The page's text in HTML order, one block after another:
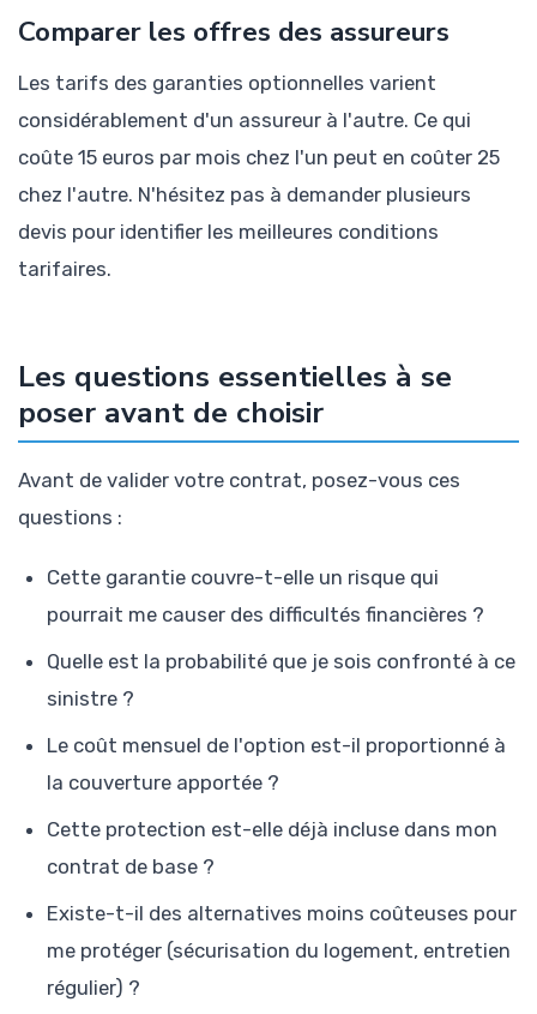
Comparer les offres des assureurs
Les tarifs des garanties optionnelles varient
considérablement d'un assureur à l'autre. Ce qui
coûte 15 euros par mois chez l'un peut en coûter 25
chez l'autre. N'hésitez pas à demander plusieurs
devis pour identifier les meilleures conditions
tarifaires.
Les questions essentielles à se
poser avant de choisir
Avant de valider votre contrat, posez-vous ces
questions :
Cette garantie couvre-t-elle un risque qui
pourrait me causer des difficultés financières ?
Quelle est la probabilité que je sois confronté à ce
sinistre ?
Le coût mensuel de l'option est-il proportionné à
la couverture apportée ?
Cette protection est-elle déjà incluse dans mon
contrat de base ?
Existe-t-il des alternatives moins coûteuses pour
me protéger (sécurisation du logement, entretien
régulier) ?